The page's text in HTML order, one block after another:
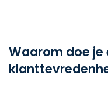
Waarom doe je